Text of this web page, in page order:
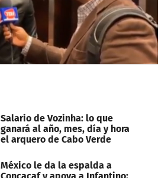
Salario de Vozinha: lo que
ganará al año, mes, día y hora
el arquero de Cabo Verde
México le da la espalda a